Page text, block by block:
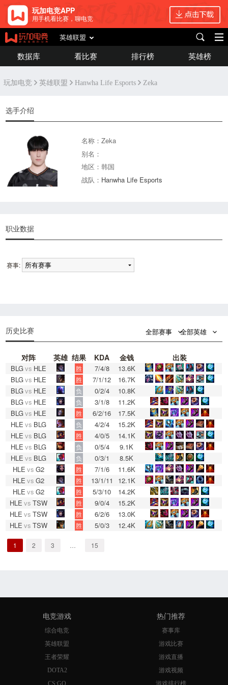
玩加电竞APP
用手机看比赛，聊电竞
英雄联盟
数据库 看比赛 排行榜 英雄榜
玩加电竞 英雄联盟 Hanwha Life Esports Zeka
选手介绍
名称：Zeka
别名：
地区：韩国
战队： Hanwha Life Esports
职业数据
赛事:
历史比赛 全部赛事 全部英雄
对阵 英雄 结果 KDA 金钱 出装
BLGvs HLE 胜 7/4/8
13.6K
BLGvs HLE 胜 7/1/12
16.7K
BLGvs HLE 负 0/2/4
10.8K
BLGvs HLE 负 3/1/8
11.2K
BLGvs HLE 胜 6/2/16
17.5K
HLE vs BLG 负 4/2/4
15.2K
HLE vs BLG 胜 4/0/5
14.1K
HLE vs BLG 负 0/5/4
9.1K
HLE vs BLG 负 0/3/1
8.5K
HLE vs G2 胜 7/1/6
11.6K
HLE vs G2 胜 13/1/11
12.1K
HLE vs G2 胜 5/3/10
14.2K
HLE vs TSW 胜 9/0/4
15.2K
HLE vs TSW 胜 6/2/6
13.0K
HLE vs TSW 胜 5/0/3 12.4K
1 2 3 15
电竞游戏
综合电竞
英雄联盟
王者荣耀
DOTA2
CS:GO
热门推荐
赛事库
游戏比赛
游戏直播
游戏视频
游戏排行榜